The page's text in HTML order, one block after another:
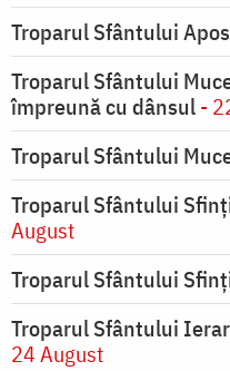
Troparul Sfântului
Troparul Sfântului
împreună cu dânsul-
Troparul Sfântului
Troparul Sfântului
August
Troparul Sfântului
Troparul Sfântului
24 August